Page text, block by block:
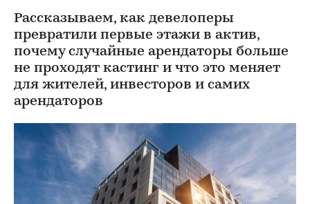
Рассказываем, как девелоперы
превратили первые этажи в актив,
почему случайные арендаторы больше
не проходят кастинг и что это меняет
для жителей, инвесторов и самих
арендаторов